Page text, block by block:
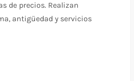
de precios. Realizan
antigüedad y servicios